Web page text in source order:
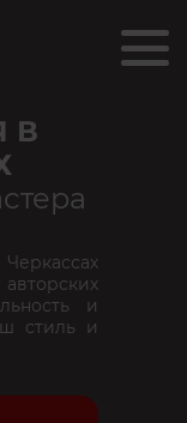
В
и
стиль и